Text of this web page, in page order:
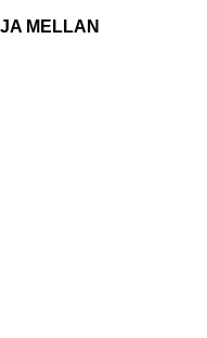
MELLAN